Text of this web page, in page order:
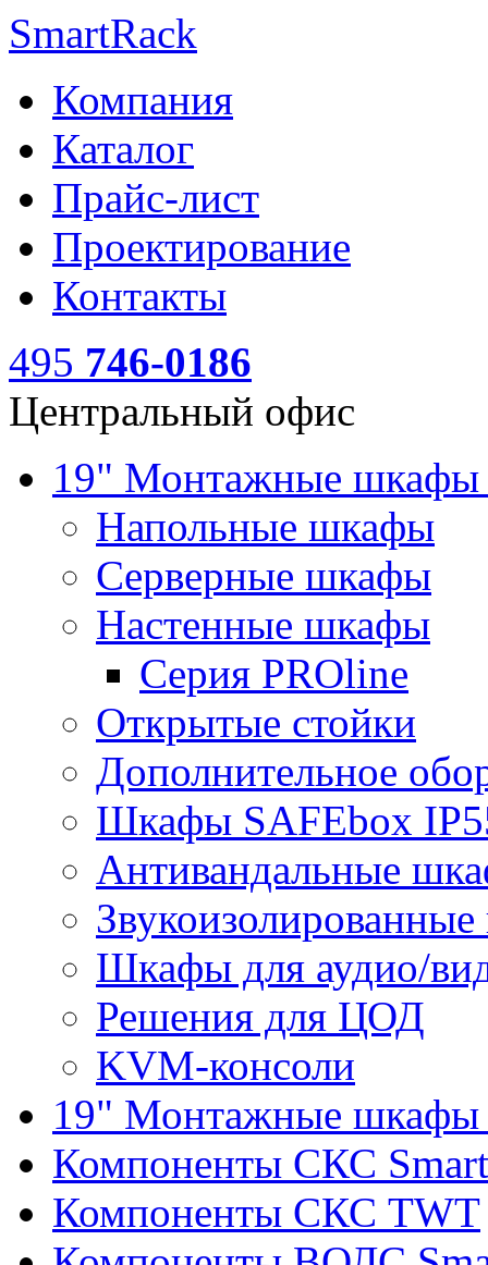
SmartRack
Компания
Каталог
Прайс-лист
Проектирование
Контакты
495 746-0186
Центральный офис
19" Монтажные
Напольные шкафы
Серверные шкафы
Настенные шкафы
Серия PROline
Открытые стойки
Дополнительное
Шкафы SAFEbox
Антивандальные
Шкафы для аудио/
Решения для ЦОД
KVM-консоли
19" Монтажные шкафы
Компоненты СКС
Компоненты СКС TWT